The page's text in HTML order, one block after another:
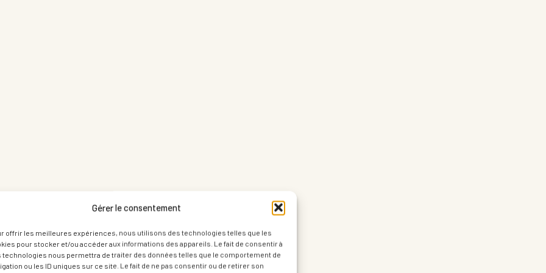
Gérer le consentement
offrir les meilleures expériences, nous utilisons des technologies telles que les
pour stocker et/ou accéder aux informations des appareils. Le fait de consentir à
technologies nous permettra de traiter des données telles que le comportement de
ou les ID uniques sur ce site. Le fait de ne pas consentir ou de retirer son